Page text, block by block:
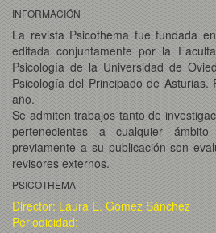
INFORMACIÓN
La revista Psicothema fue fundada
editada conjuntamente por la
Psicología de la Universidad de
Psicología del Principado de Asturias.
año.
Se admiten trabajos tanto de
pertenecientes a cualquier
previamente a su publicación son
revisores externos.
PSICOTHEMA
Director: Laura E. Gómez Sánchez
Periodicidad: